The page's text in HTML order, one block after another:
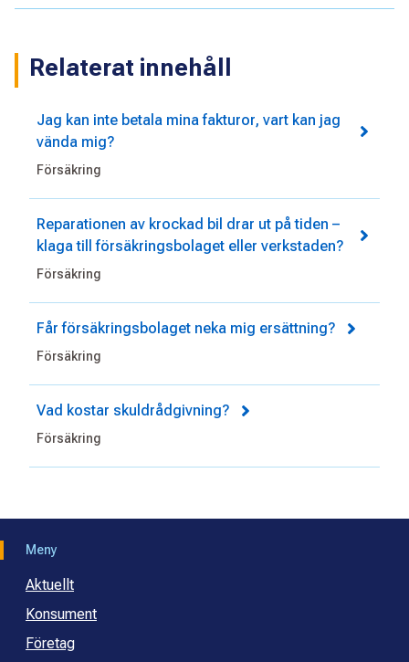
Relaterat innehåll
Jag kan inte betala mina fakturor, vart kan jag
vända mig?
Försäkring
Reparationen av krockad bil drar ut på tiden –
klaga till försäkringsbolaget eller verkstaden?
Försäkring
Får försäkringsbolaget neka mig ersättning?
Försäkring
Vad kostar skuldrådgivning?
Försäkring
Meny
Aktuellt
Konsument
Företag